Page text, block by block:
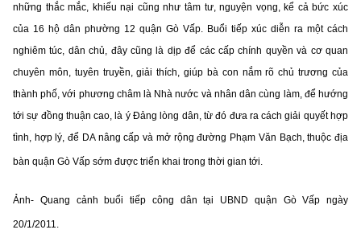
những thắc mắc, khiếu nại cũng như tâm tư, nguyện vọng, kể cả bức xúc
của 16 hộ dân phường 12 quận Gò Vấp. Buổi tiếp xúc diễn ra một cách
nghiêm túc, dân chủ, đây cũng là dịp để các cấp chính quyền và cơ quan
chuyên môn, tuyên truyền, giải thích, giúp bà con nắm rõ chủ trương của
thành phố, với phương châm là Nhà nước và nhân dân cùng làm, để hướng
tới sự đồng thuận cao, là ý Đảng lòng dân, từ đó đưa ra cách giải quyết hợp
tình, hợp lý, để DA nâng cấp và mở rộng đường Phạm Văn Bạch, thuộc địa
bàn quận Gò Vấp sớm được triển khai trong thời gian tới.
Ảnh- Quang cảnh buổi tiếp công dân tại UBND quận Gò Vấp ngày
20/1/2011.